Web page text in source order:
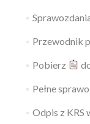
Przewodnik
Pobierz
Pełne
Odpis z KRS